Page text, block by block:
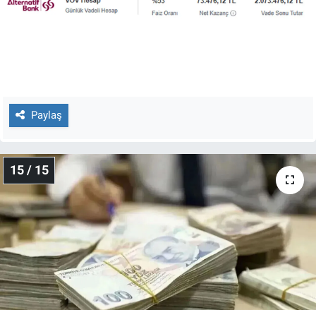
Paylaş
15 / 15